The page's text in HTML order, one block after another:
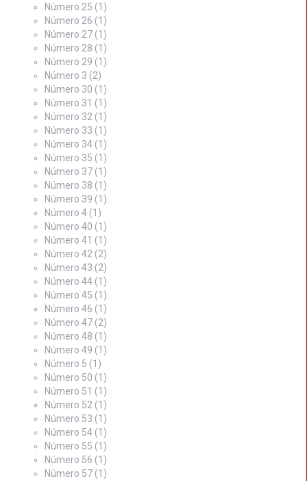
Número 25 (1)
Número 26 (1)
Número 27 (1)
Número 28 (1)
Número 29 (1)
Número 3 (2)
Número 30 (1)
Número 31 (1)
Número 32 (1)
Número 33 (1)
Número 34 (1)
Número 35 (1)
Número 37 (1)
Número 38 (1)
Número 39 (1)
Número 4 (1)
Número 40 (1)
Número 41 (1)
Número 42 (2)
Número 43 (2)
Número 44 (1)
Número 45 (1)
Número 46 (1)
Número 47 (2)
Número 48 (1)
Número 49 (1)
Número 5 (1)
Número 50 (1)
Número 51 (1)
Número 52 (1)
Número 53 (1)
Número 54 (1)
Número 55 (1)
Número 56 (1)
Número 57 (1)